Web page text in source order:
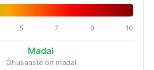
5 7 9 10
Madal
Õhusaaste on madal